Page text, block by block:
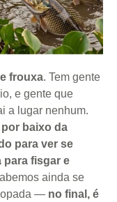
frouxa. Tem gente
e gente que
a lugar nenhum.
baixo da
para ver se
para fisgar e
ainda se
— no final, é